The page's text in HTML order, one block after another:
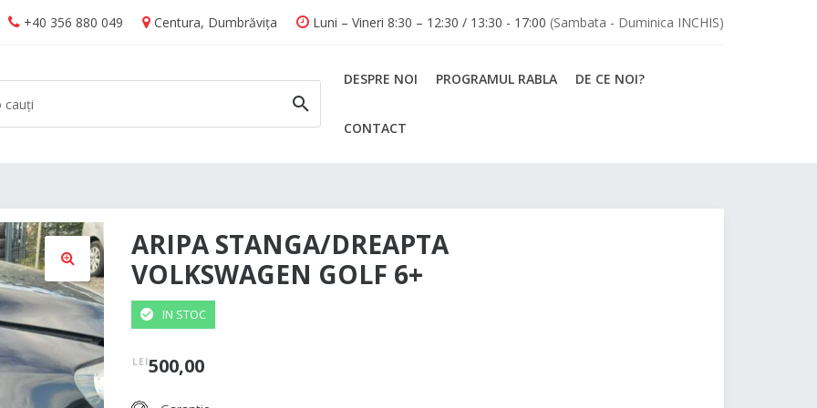
+40 356 880 049 Centura, Dumbrăvița Luni – Vineri 8:30 – 12:30 / 13:30 - 17:00 (Sambata - Duminica INCHIS)
CAUTĂ
DESPRE NOI PROGRAMUL RABLA DE CE NOI?
CONTACT
🔍
ARIPA STANGA/DREAPTA
VOLKSWAGEN GOLF 6+
IN STOC
LEI500,00